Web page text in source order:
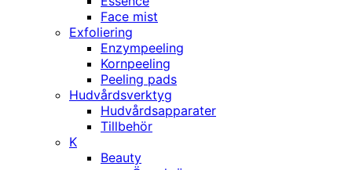
Face mist
Exfoliering
Enzympeeling
Kornpeeling
Peeling pads
Hudvårdsverktyg
Hudvårdsapparater
Tillbehör
K
Beauty